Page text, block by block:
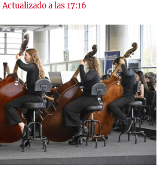
|Actualizado a las 17:16